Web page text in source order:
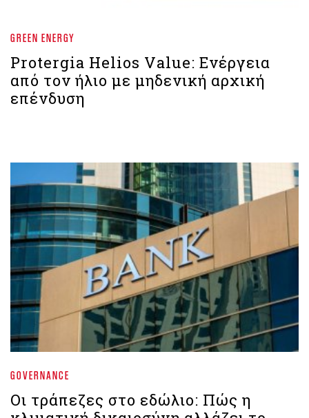
GREEN ENERGY
Protergia Helios Value: Ενέργεια
από τον ήλιο με μηδενική αρχική
επένδυση
GOVERNANCE
Οι τράπεζες στο εδώλιο: Πώς η